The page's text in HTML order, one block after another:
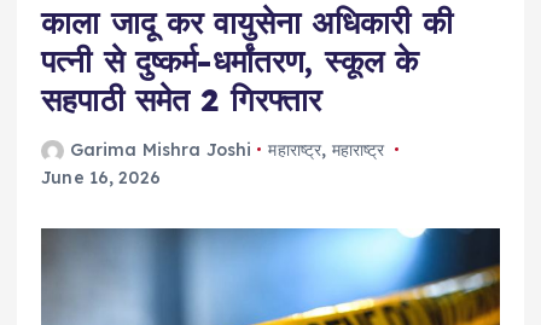
काला जादू कर वायुसेना अधिकारी की
पत्नी से दुष्कर्म-धर्मांतरण, स्कूल के
सहपाठी समेत 2 गिरफ्तार
Garima Mishra Joshi महाराष्ट्र, महाराष्ट्र
June 16, 2026